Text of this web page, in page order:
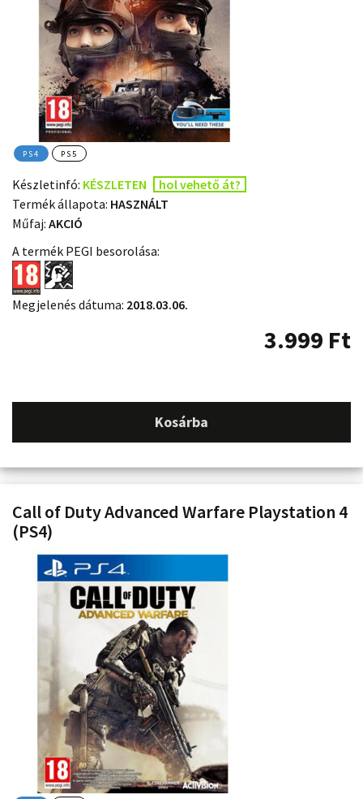
PS4 PS5
Készletinfó: KÉSZLETEN
hol vehető át?
Termék állapota: HASZNÁLT
Műfaj: AKCIÓ
A termék PEGI besorolása:
Megjelenés dátuma: 2018.03.06.
3.999 Ft
Kosárba
Call of Duty Advanced Warfare Playstation 4
(PS4)